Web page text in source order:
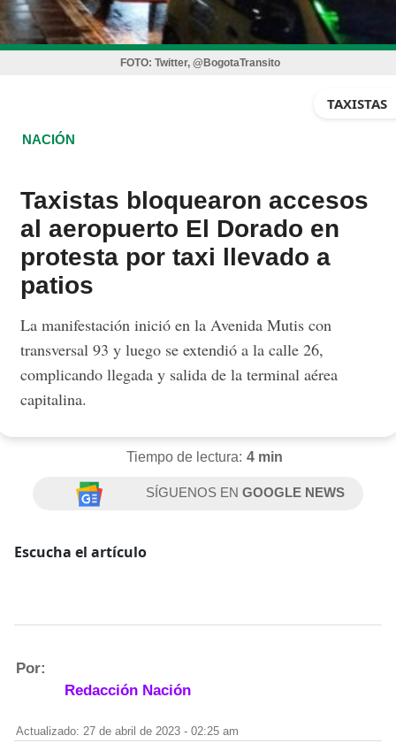
FOTO: Twitter, @BogotaTransito
TAXISTAS
NACIÓN
Taxistas bloquearon accesos
al aeropuerto El Dorado en
protesta por taxi llevado a
patios
La manifestación inició en la Avenida Mutis con
transversal 93 y luego se extendió a la calle 26,
complicando llegada y salida de la terminal aérea
capitalina.
Tiempo de lectura: 4 min
SÍGUENOS ENGOOGLE NEWS
Escucha el artículo
Por:
Redacción Nación
Actualizado: 27 de abril de 2023 - 02:25 am